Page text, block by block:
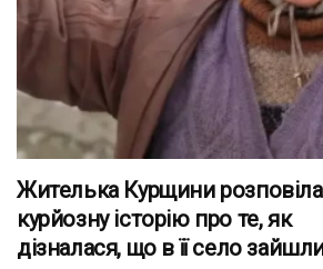
Жителька Курщини розповіла
курйозну історію про те, як
дізналася, що в її село